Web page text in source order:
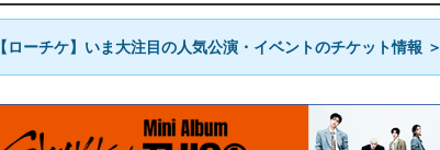
【ローチケ】いま大注目の人気公演・イベントのチケット情報 ＞